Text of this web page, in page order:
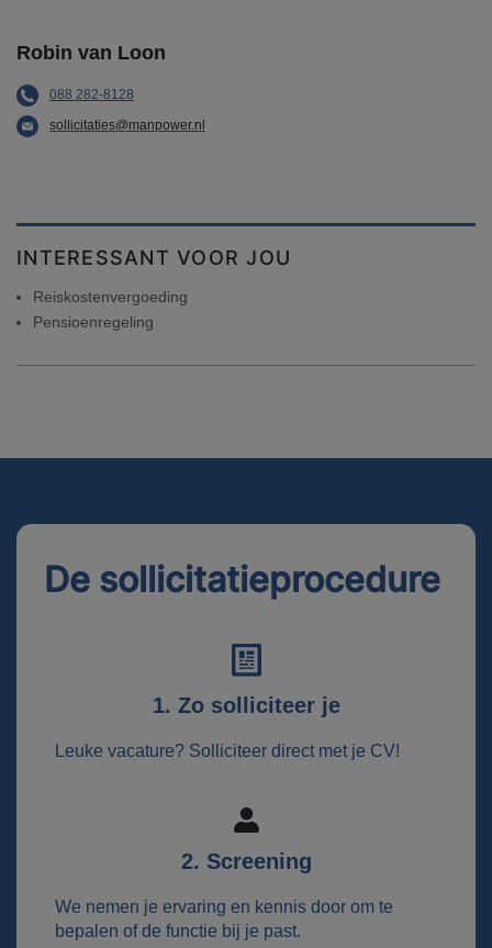
Robin van Loon
088 282-8128
sollicitaties@manpower.nl
INTERESSANT VOOR JOU
Reiskostenvergoeding
Pensioenregeling
De sollicitatieprocedure
1. Zo solliciteer je
Leuke vacature? Solliciteer direct met je CV!
2. Screening
We nemen je ervaring en kennis door om te
bepalen of de functie bij je past.